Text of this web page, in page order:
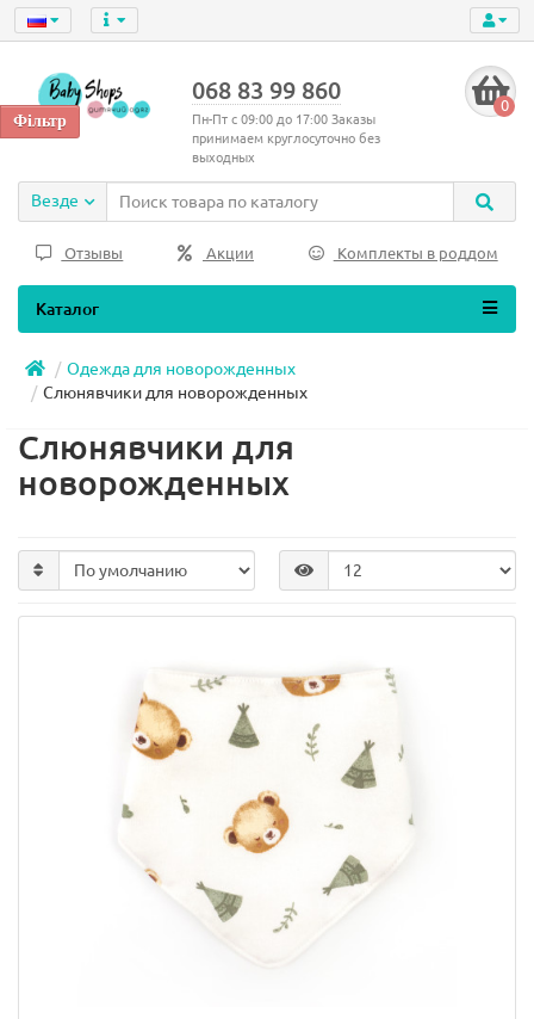
068 83 99 860
Пн-Пт с 09:00 до 17:00 Заказы
принимаем круглосуточно без
выходных
0
Везде
Отзывы Акции Комплекты в роддом
Каталог
Одежда для новорожденных
Слюнявчики для новорожденных
Слюнявчики для
новорожденных